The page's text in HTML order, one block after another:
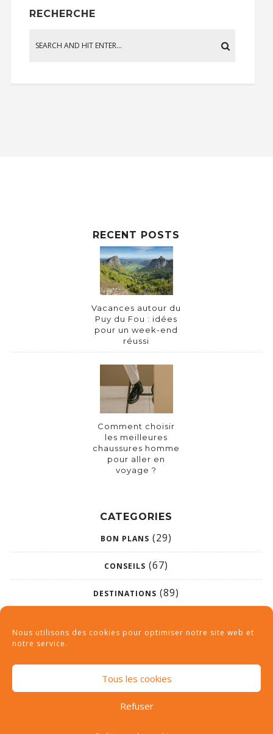
Nous utilisons des cookies pour optimiser notre site web et
notre service.
Tous les cookies
Refuser
RECHERCHE
RECENT POSTS
Vacances autour du
Puy du Fou : idées
pour un week-end
réussi
Comment choisir
les meilleures
chaussures homme
pour aller en
voyage ?
CATEGORIES
BON PLANS (29)
CONSEILS (67)
DESTINATIONS (89)
Tous droits réservés © 2019 | camping-des-haras.com